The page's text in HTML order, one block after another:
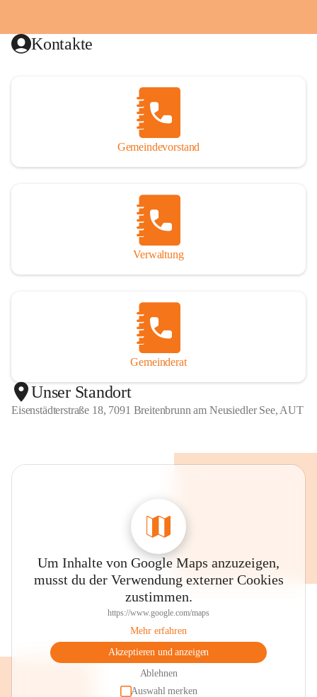
Kontakte
Gemeindevorstand
Verwaltung
Gemeinderat
Unser Standort
Eisenstädterstraße 18, 7091 Breitenbrunn am Neusiedler See, AUT
Um Inhalte von Google Maps anzuzeigen,
musst du der Verwendung externer Cookies
zustimmen.
https://www.google.com/maps
Mehr erfahren
Akzeptieren und anzeigen
Ablehnen
Auswahl merken